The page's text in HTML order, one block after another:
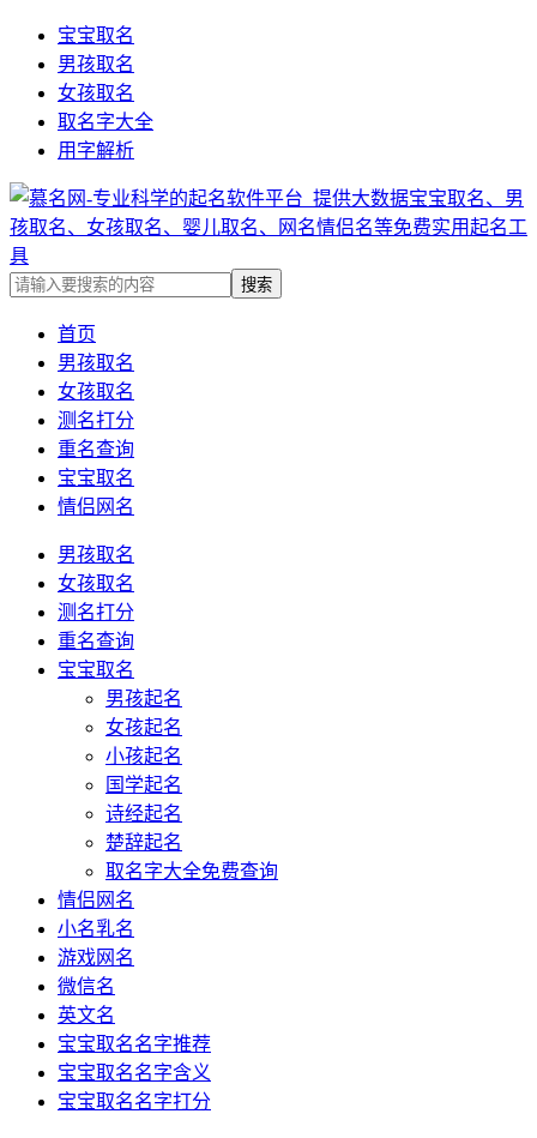
宝宝取名
男孩取名
女孩取名
取名字大全
用字解析
首页
男孩取名
女孩取名
测名打分
重名查询
宝宝取名
情侣网名
男孩取名
女孩取名
测名打分
重名查询
宝宝取名
男孩起名
女孩起名
小孩起名
国学起名
诗经起名
楚辞起名
取名字大全免费查询
情侣网名
小名乳名
游戏网名
微信名
英文名
宝宝取名名字推荐
宝宝取名名字含义
宝宝取名名字打分